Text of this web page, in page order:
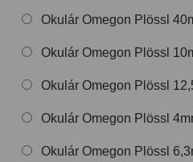
OIII21
Hβ4
SII2
Planetárne7
Farebné66
Okulár Omegon Plössl
Okulár Omegon Plössl
Okulár Omegon Plössl
Okulár Omegon Plössl
Okulár Omegon Plössl